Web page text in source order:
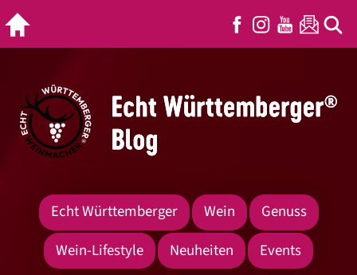
Echt Württemberger Wein
Genuss
Wein-Lifestyle
Neuheiten Events